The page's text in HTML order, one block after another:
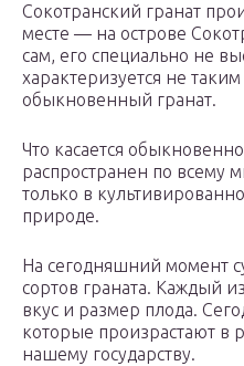
Сокотранский гранат
месте — на острове
сам, его специально не
характеризуется не
обыкновенный гранат.
Что касается
распространен по всему
только в
природе.
На сегодняшний момент
сортов граната. Каждый
вкус и размер плода.
которые произрастают в
нашему государству.